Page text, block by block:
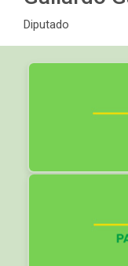
Diputado